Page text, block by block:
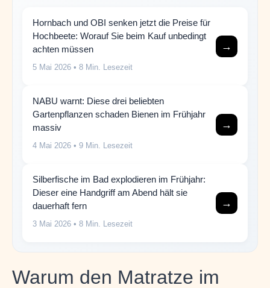
Hornbach und OBI senken jetzt die Preise für
Hochbeete: Worauf Sie beim Kauf unbedingt
achten müssen
5 Mai 2026 • 8 Min. Lesezeit
→
NABU warnt: Diese drei beliebten
Gartenpflanzen schaden Bienen im Frühjahr
massiv
4 Mai 2026 • 9 Min. Lesezeit
→
Silberfische im Bad explodieren im Frühjahr:
Dieser eine Handgriff am Abend hält sie
dauerhaft fern
3 Mai 2026 • 8 Min. Lesezeit
→
Warum den Matratze im